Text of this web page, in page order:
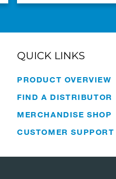
QUICK LINKS
PRODUCT OVERVIEW
FIND A DISTRIBUTOR
MERCHANDISE SHOP
CUSTOMER SUPPORT